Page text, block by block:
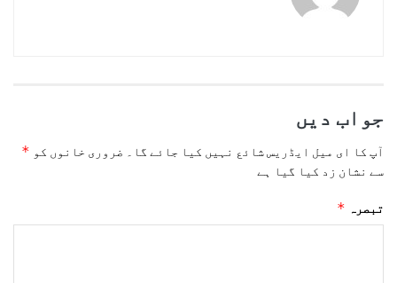
جواب دیں
آپ کا ای میل ایڈریس شائع نہیں کیا جائے گا۔ ضروری خانوں کو *
سے نشان زد کیا گیا ہے
تبصرہ *